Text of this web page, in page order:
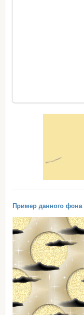
Пример данного фона